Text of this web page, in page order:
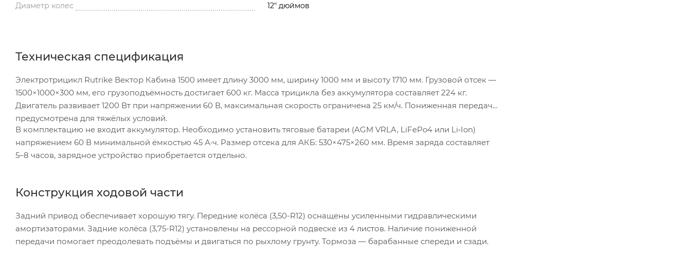
Диаметр колес
12" дюймов
Техническая спецификация
Электротрицикл Rutrike Вектор Кабина 1500 имеет длину 3000 мм, ширину 1000 мм и высоту 1710 мм. Грузовой отсек —
1500×1000×300 мм, его грузоподъёмность достигает 600 кг. Масса трицикла без аккумулятора составляет 224 кг.
Двигатель развивает 1200 Вт при напряжении 60 В, максимальная скорость ограничена 25 км/ч. Пониженная передача
предусмотрена для тяжёлых условий.
В комплектацию не входит аккумулятор. Необходимо установить тяговые батареи (AGM VRLA, LiFePo4 или Li‑Ion)
напряжением 60 В минимальной ёмкостью 45 А·ч. Размер отсека для АКБ: 530×475×260 мм. Время заряда составляет
5–8 часов, зарядное устройство приобретается отдельно.
Конструкция ходовой части
Задний привод обеспечивает хорошую тягу. Передние колёса (3,50-R12) оснащены усиленными гидравлическими
амортизаторами. Задние колёса (3,75-R12) установлены на рессорной подвеске из 4 листов. Наличие пониженной
передачи помогает преодолевать подъёмы и двигаться по рыхлому грунту. Тормоза — барабанные спереди и сзади.